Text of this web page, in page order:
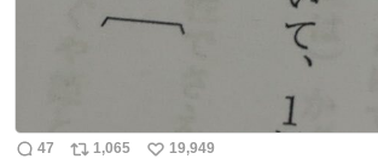
47 1,065 19,949